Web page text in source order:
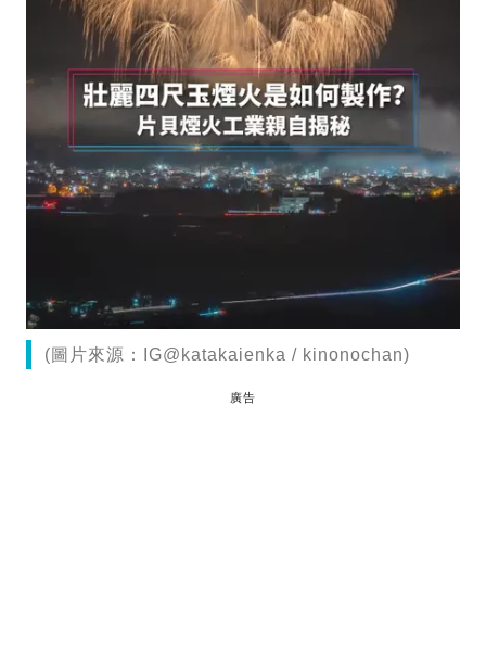
(圖片來源：IG@katakaienka / kinonochan)
廣告